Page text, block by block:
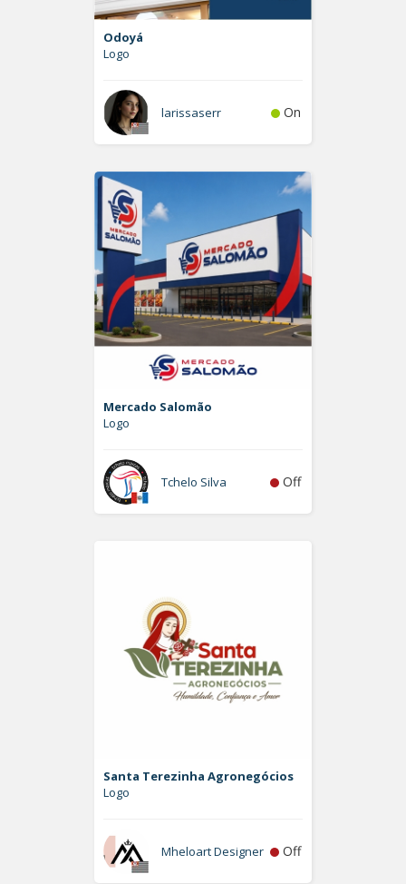
Odoyá
Logo
larissaserr On
Mercado Salomão
Logo
Tchelo Silva Off
Santa Terezinha Agronegócios
Logo
Mheloart Designer Off